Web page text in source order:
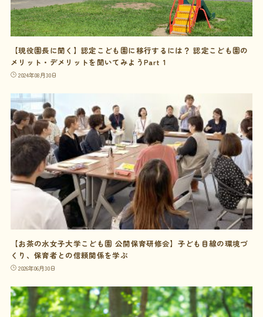
【現役園長に聞く】認定こども園に移行するには？ 認定こども園の
メリット・デメリットを聞いてみようPart 1
2024年08月30日
【お茶の水女子大学こども園 公開保育研修会】子ども目線の環境づ
くり、保育者との信頼関係を学ぶ
2026年06月30日